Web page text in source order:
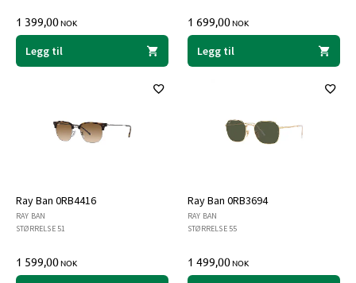
1 399,00NOK
Legg til
1 699,00NOK
Legg til
Ray Ban 0RB4416
RAY BAN
STØRRELSE 51
1 599,00NOK
Ray Ban 0RB3694
RAY BAN
STØRRELSE 55
1 499,00NOK